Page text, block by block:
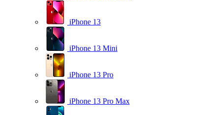
iPhone 13
iPhone 13 Mini
iPhone 13 Pro
iPhone 13 Pro Max